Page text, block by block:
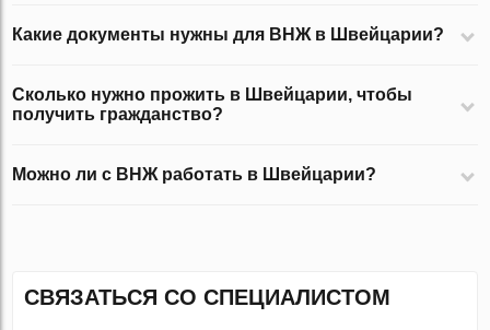
Какие документы нужны для ВНЖ в Швейцарии?
Сколько нужно прожить в Швейцарии, чтобы
получить гражданство?
Можно ли с ВНЖ работать в Швейцарии?
СВЯЗАТЬСЯ СО СПЕЦИАЛИСТОМ